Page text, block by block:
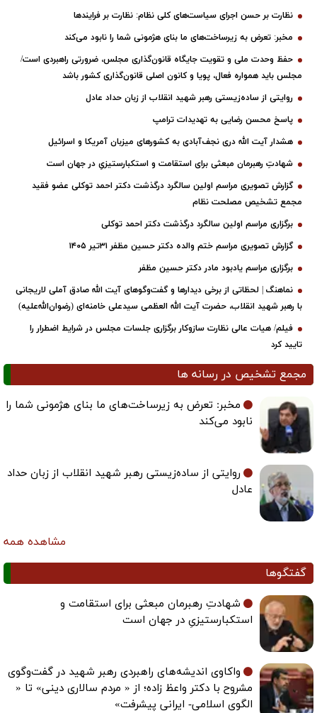
نظارت بر حسن اجرای سیاست‌های کلی نظام: نظارت بر فرایندها
مخبر: تعرض به زیرساخت‌های ما بنای هژمونی شما را نابود می‌کند
حفظ وحدت ملی و تقویت جایگاه قانون‌گذاری مجلس، ضرورتی راهبردی است/
مجلس باید همواره فعال، پویا و کانون اصلی قانون‌گذاری کشور باشد
روایتی از ساده‌زیستی رهبر شهید انقلاب از زبان حداد عادل
پاسخ محسن رضایی به تهدیدات ترامپ
هشدار آیت الله دری نجف‌آبادی به کشورهای میزبان آمریکا و اسرائیل
شهادتِ رهبرمان مبعثی برای استقامت و استکبارستیزیِ در جهان است
گزارش تصویری مراسم اولین سالگرد درگذشت دکتر احمد توکلی عضو فقید
مجمع تشخیص مصلحت نظام
برگزاری مراسم اولین سالگرد درگذشت دکتر احمد توکلی
گزارش تصویری مراسم ختم والده دکتر حسین مظفر ۳۱تیر ۱۴۰۵
برگزاری مراسم یادبود مادر دکتر حسین مظفر
نماهنگ | لحظاتی از برخی دیدارها و گفت‌وگوهای آیت ‌الله صادق آملی لاریجانی
با رهبر شهید انقلاب، حضرت آیت‌ الله العظمی سیدعلی خامنه‌ای (رضوان‌الله‌علیه)
فیلم/ هیات عالی نظارت سازوکار برگزاری جلسات مجلس در شرایط اضطرار را
تایید کرد
مجمع تشخیص در رسانه ها
مخبر: تعرض به زیرساخت‌های ما بنای هژمونی شما را
نابود می‌کند
روایتی از ساده‌زیستی رهبر شهید انقلاب از زبان حداد
عادل
مشاهده همه
گفتگوها
شهادتِ رهبرمان مبعثی برای استقامت و
استکبارستیزیِ در جهان است
واکاوی اندیشه‌های راهبردی رهبر شهید در گفت‌وگوی
مشروح با دکتر واعظ زاده؛ از « مردم سالاری دینی» تا «
الگوی اسلامی- ایرانی پیشرفت»